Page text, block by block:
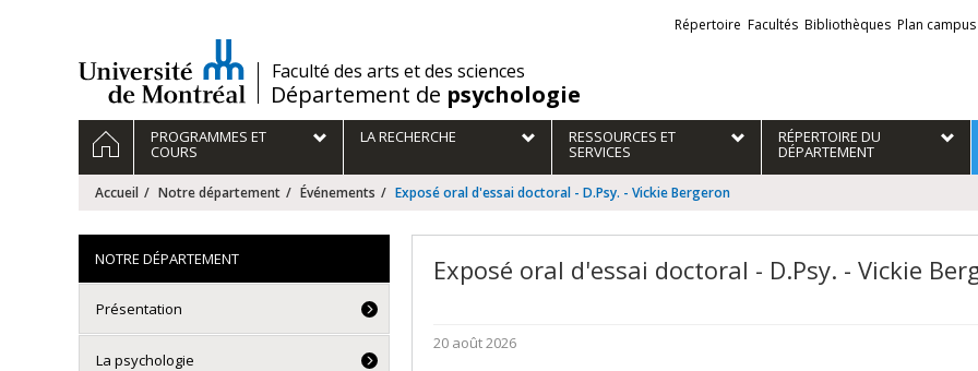
/Faculté des arts et des sciences
Département de psychologie
Liens
externes
Répertoire Facultés Bibliothèques Plan campus
Navigation
principale
ACCUEILPROGRAMMES ET
COURS
LA RECHERCHE RESSOURCES ET
SERVICES
RÉPERTOIRE DU
DÉPARTEMENT
Accueil Notre département Événements Exposé oral d'essai doctoral - D.Psy. - Vickie Bergeron
Exposé oral d'essai doctoral - D.Psy. - Vickie
20 août 2026
NOTRE DÉPARTEMENT
Présentation
La psychologie